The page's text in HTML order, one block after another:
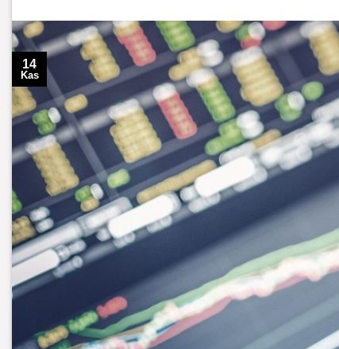
14
Kas